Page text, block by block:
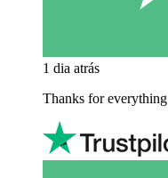
1 dia atrás
Thanks for everything